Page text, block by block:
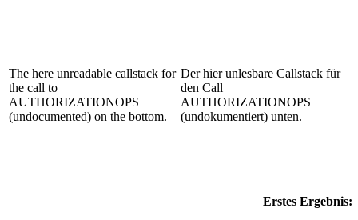
The here unreadable callstack for
the call to
AUTHORIZATIONOPS
(undocumented) on the bottom.
Der hier unlesbare Callstack für
den Call
AUTHORIZATIONOPS
(undokumentiert) unten.
Erstes Ergebnis: